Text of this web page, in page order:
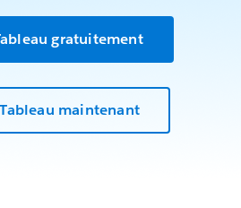
gratuitement
maintenant